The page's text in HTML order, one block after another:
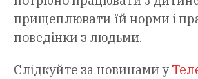
прищеплювати їй норми і
поведінки з людьми.
Слідкуйте за новинами у